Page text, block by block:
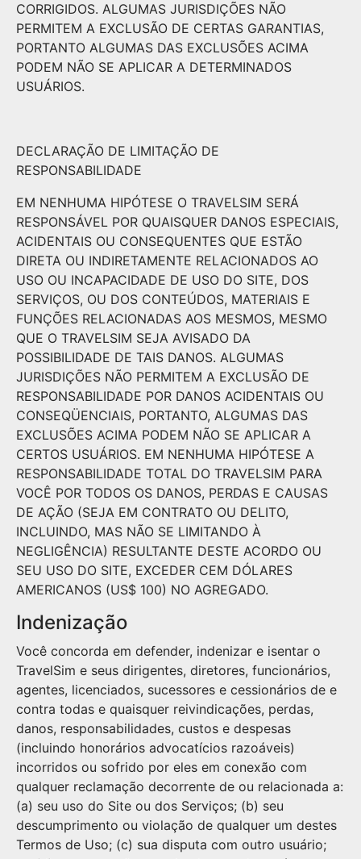
CORRIGIDOS. ALGUMAS JURISDIÇÕES NÃO
PERMITEM A EXCLUSÃO DE CERTAS GARANTIAS,
PORTANTO ALGUMAS DAS EXCLUSÕES ACIMA
PODEM NÃO SE APLICAR A DETERMINADOS
USUÁRIOS.
DECLARAÇÃO DE LIMITAÇÃO DE
RESPONSABILIDADE
EM NENHUMA HIPÓTESE O TRAVELSIM SERÁ
RESPONSÁVEL POR QUAISQUER DANOS ESPECIAIS,
ACIDENTAIS OU CONSEQUENTES QUE ESTÃO
DIRETA OU INDIRETAMENTE RELACIONADOS AO
USO OU INCAPACIDADE DE USO DO SITE, DOS
SERVIÇOS, OU DOS CONTEÚDOS, MATERIAIS E
FUNÇÕES RELACIONADAS AOS MESMOS, MESMO
QUE O TRAVELSIM SEJA AVISADO DA
POSSIBILIDADE DE TAIS DANOS. ALGUMAS
JURISDIÇÕES NÃO PERMITEM A EXCLUSÃO DE
RESPONSABILIDADE POR DANOS ACIDENTAIS OU
CONSEQÜENCIAIS, PORTANTO, ALGUMAS DAS
EXCLUSÕES ACIMA PODEM NÃO SE APLICAR A
CERTOS USUÁRIOS. EM NENHUMA HIPÓTESE A
RESPONSABILIDADE TOTAL DO TRAVELSIM PARA
VOCÊ POR TODOS OS DANOS, PERDAS E CAUSAS
DE AÇÃO (SEJA EM CONTRATO OU DELITO,
INCLUINDO, MAS NÃO SE LIMITANDO À
NEGLIGÊNCIA) RESULTANTE DESTE ACORDO OU
SEU USO DO SITE, EXCEDER CEM DÓLARES
AMERICANOS (US$ 100) NO AGREGADO.
Indenização
Você concorda em defender, indenizar e isentar o
TravelSim e seus dirigentes, diretores, funcionários,
agentes, licenciados, sucessores e cessionários de e
contra todas e quaisquer reivindicações, perdas,
danos, responsabilidades, custos e despesas
(incluindo honorários advocatícios razoáveis)
incorridos ou sofrido por eles em conexão com
qualquer reclamação decorrente de ou relacionada a:
(a) seu uso do Site ou dos Serviços; (b) seu
descumprimento ou violação de qualquer um destes
Termos de Uso; (c) sua disputa com outro usuário;